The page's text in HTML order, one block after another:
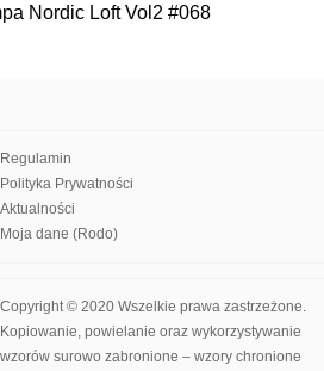
Nordic Loft Vol2 #068
Regulamin
Polityka Prywatności
Aktualności
Moja dane (Rodo)
Copyright © 2020 Wszelkie prawa zastrzeżone.
Kopiowanie, powielanie oraz wykorzystywanie
wzorów surowo zabronione – wzory chronione